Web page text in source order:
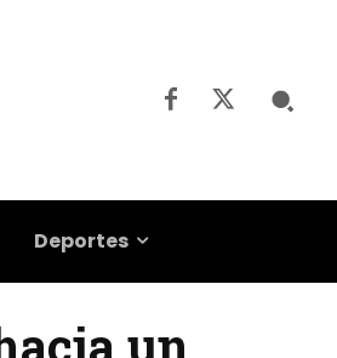
Deportes